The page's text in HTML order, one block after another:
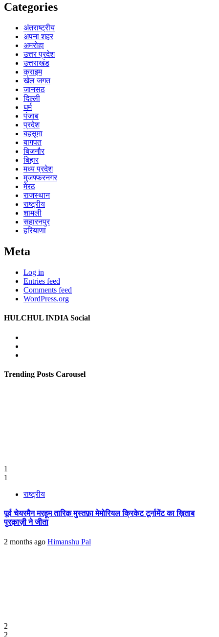
Categories
अंतराष्ट्रीय
अपना शहर
अमरोहा
उत्तर प्रदेश
उत्तराखंड
क्राइम
खेल जगत
जानसठ
दिल्ली
धर्म
पंजाब
प्रदेश
बहसूमा
बागपत
बिजनौर
बिहार
मध्य प्रदेश
मुजफ्फरनगर
मेरठ
राजस्थान
राष्ट्रीय
शामली
सहारनपुर
हरियाणा
Meta
Log in
Entries feed
Comments feed
WordPress.org
HULCHUL INDIA Social
Trending Posts Carousel
1
1
राष्ट्रीय
पूर्व चेयरमैन मरहूम तारिक़ मुस्तफ़ा मेमोरियल क्रिकेट टूर्नामेंट का ख़िताब
पुरक़ाज़ी ने जीता
2 months ago Himanshu Pal
2
2